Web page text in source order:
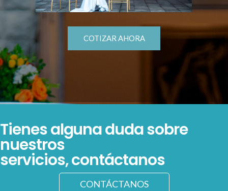
COTIZAR AHORA
Tienes alguna duda sobre
nuestros
servicios, contáctanos
CONTÁCTANOS